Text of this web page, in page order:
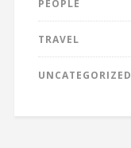
PEOPLE
TRAVEL
UNCATEGORIZED